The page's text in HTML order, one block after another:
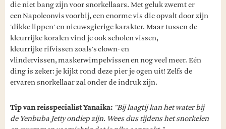
die niet bang zijn voor snorkellaars. Met geluk zwemt er
een Napoleonvis voorbij, een enorme vis die opvalt door zijn
'dikke lippen' en nieuwsgierige karakter. Maar tussen de
kleurrijke koralen vind je ook scholen vissen,
kleurrijke rifvissen zoals's clown- en
vlindervissen, maskerwimpelvissen en nog veel meer. Eén
ding is zeker: je kijkt rond deze pier je ogen uit! Zelfs de
ervaren snorkellaar zal onder de indruk zijn.
Tip van reisspecialist Yanaika: "Bij laagtij kan het water bij
de Yenbuba Jetty ondiep zijn. Wees dus tijdens het snorkelen